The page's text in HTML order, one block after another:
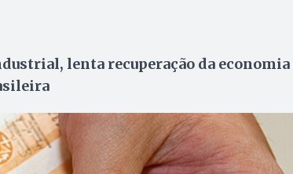
lenta recuperação da economia